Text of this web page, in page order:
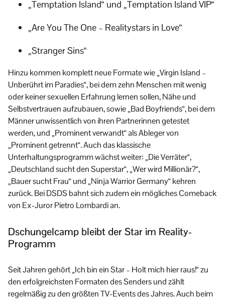
„Temptation Island“ und „Temptation Island VIP“
„Are You The One – Realitystars in Love“
„Stranger Sins“
Hinzu kommen komplett neue Formate wie „Virgin Island –
Unberührt im Paradies“, bei dem zehn Menschen mit wenig
oder keiner sexuellen Erfahrung lernen sollen, Nähe und
Selbstvertrauen aufzubauen, sowie „Bad Boyfriends“, bei dem
Männer unwissentlich von ihren Partnerinnen getestet
werden, und „Prominent verwandt“ als Ableger von
„Prominent getrennt“. Auch das klassische
Unterhaltungsprogramm wächst weiter: „Die Verräter“,
„Deutschland sucht den Superstar“, „Wer wird Millionär?“,
„Bauer sucht Frau“ und „Ninja Warrior Germany“ kehren
zurück. Bei DSDS bahnt sich zudem ein mögliches Comeback
von Ex-Juror Pietro Lombardi an.
Dschungelcamp bleibt der Star im Reality-
Programm
Seit Jahren gehört „Ich bin ein Star – Holt mich hier raus!“ zu
den erfolgreichsten Formaten des Senders und zählt
regelmäßig zu den größten TV-Events des Jahres. Auch beim